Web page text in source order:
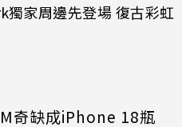
獨家周邊先登場 復古彩虹
奇缺成iPhone 18瓶